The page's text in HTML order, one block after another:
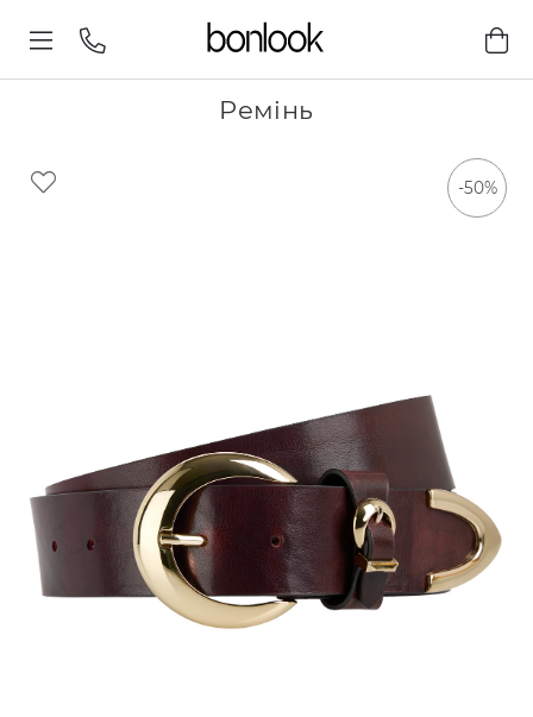
Ремінь
-50%